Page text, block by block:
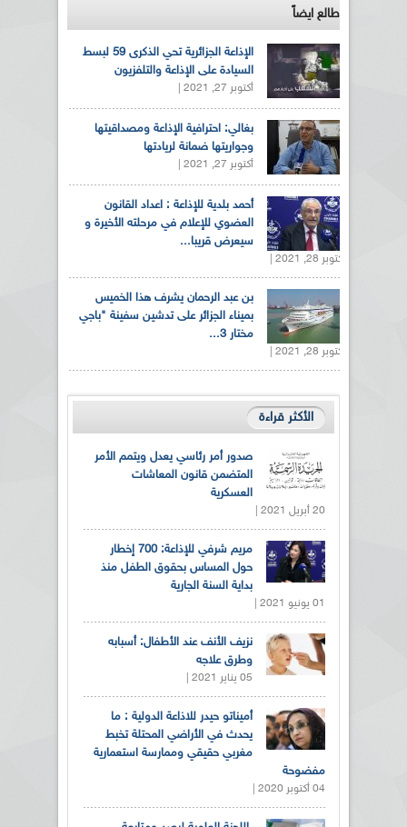
طالع ايضاً
الإذاعة الجزائرية تحي الذكرى 59 لبسط
السيادة على الإذاعة والتلفزيون
أكتوبر 27, 2021 |
بغالي: احترافية الإذاعة ومصداقيتها
وجواريتها ضمانة لريادتها
أكتوبر 27, 2021 |
أحمد بلدية للإذاعة : اعداد القانون
العضوي للإعلام في مرحلته الأخيرة و
سيعرض قريبا...
أكتوبر 28, 2021 |
بن عبد الرحمان يشرف هذا الخميس
بميناء الجزائر على تدشين سفينة "باجي
مختار 3...
أكتوبر 28, 2021 |
الأكثر قراءة
صدور أمر رئاسي يعدل ويتمم الأمر
المتضمن قانون المعاشات
العسكرية
20 أبريل 2021 |
مريم شرفي للإذاعة: 700 إخطار
حول المساس بحقوق الطفل منذ
بداية السنة الجارية
01 يونيو 2021 |
نزيف الأنف عند الأطفال: أسبابه
وطرق علاجه
05 يناير 2021 |
أميناتو حيدر للاذاعة الدولية : ما
يحدث في الأراضي المحتلة تخبط
مغربي حقيقي وممارسة استعمارية
مفضوحة
04 أكتوبر 2020 |